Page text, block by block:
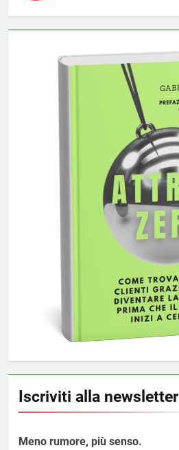
Iscriviti alla newsletter
Meno rumore, più senso.